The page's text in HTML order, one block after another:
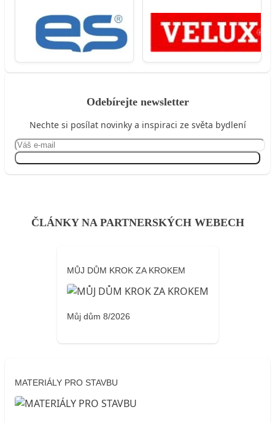
Odebírejte newsletter
Nechte si posílat novinky a inspiraci ze světa bydlení
ČLÁNKY NA PARTNERSKÝCH WEBECH
MŮJ DŮM KROK ZA KROKEM
Můj dům 8/2026
MATERIÁLY PRO STAVBU